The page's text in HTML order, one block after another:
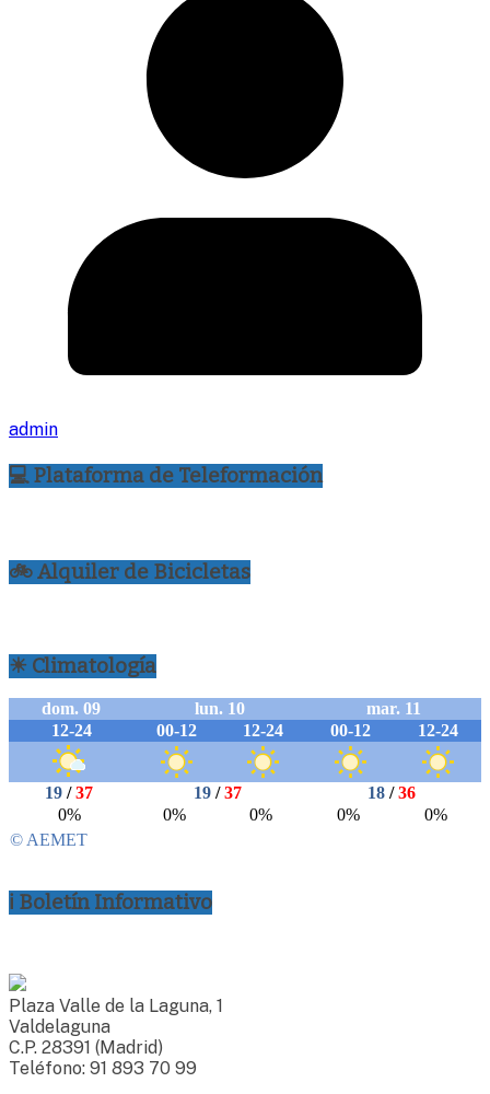
admin
💻 Plataforma de Teleformación
🚲 Alquiler de Bicicletas
☀ Climatología
ℹ Boletín Informativo
Plaza Valle de la Laguna, 1
Valdelaguna
C.P. 28391 (Madrid)
Teléfono: 91 893 70 99